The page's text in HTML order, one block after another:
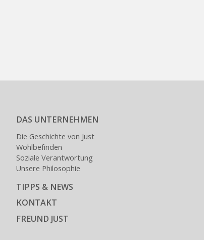
DAS UNTERNEHMEN
Die Geschichte von Just
Wohlbefinden
Soziale Verantwortung
Unsere Philosophie
TIPPS & NEWS
KONTAKT
FREUND JUST